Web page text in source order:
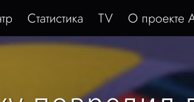
Статистика TV О проекте